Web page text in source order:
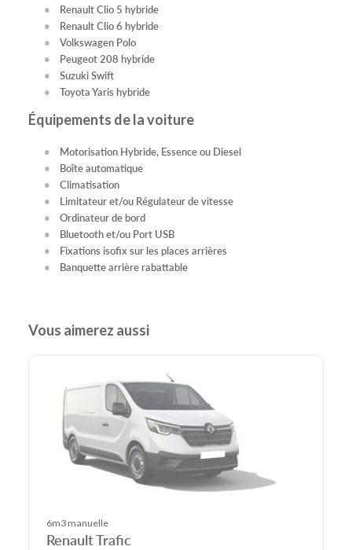
Renault Clio 5 hybride
Renault Clio 6 hybride
Volkswagen Polo
Peugeot 208 hybride
Suzuki Swift
Toyota Yaris hybride
Équipements de la voiture
Motorisation Hybride, Essence ou Diesel
Boîte automatique
Climatisation
Limitateur et/ou Régulateur de vitesse
Ordinateur de bord
Bluetooth et/ou Port USB
Fixations isofix sur les places arrières
Banquette arrière rabattable
Vous aimerez aussi
6m3 manuelle
Renault Trafic